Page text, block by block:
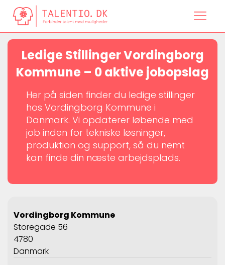
Ledige Stillinger Vordingborg
Kommune – 0 aktive jobopslag
Her på siden finder du ledige stillinger
hos Vordingborg Kommune i
Danmark. Vi opdaterer løbende med
job inden for tekniske løsninger,
produktion og support, så du nemt
kan finde din næste arbejdsplads.
Vordingborg Kommune
Storegade 56
4780
Danmark